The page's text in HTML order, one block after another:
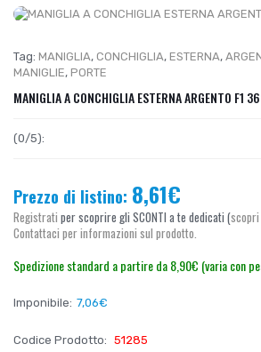
Tag: MANIGLIA, CONCHIGLIA, ESTERNA,
MANIGLIE, PORTE
MANIGLIA A CONCHIGLIA ESTERNA ARGENTO F1
(0/5):
Prezzo di listino: 8,61€
Registrati per scoprire gli SCONTI a te dedicati (
Contattaci per informazioni sul prodotto.
Spedizione standard a partire da 8,90€ (varia con
Imponibile: 7,06€
Codice Prodotto: 51285